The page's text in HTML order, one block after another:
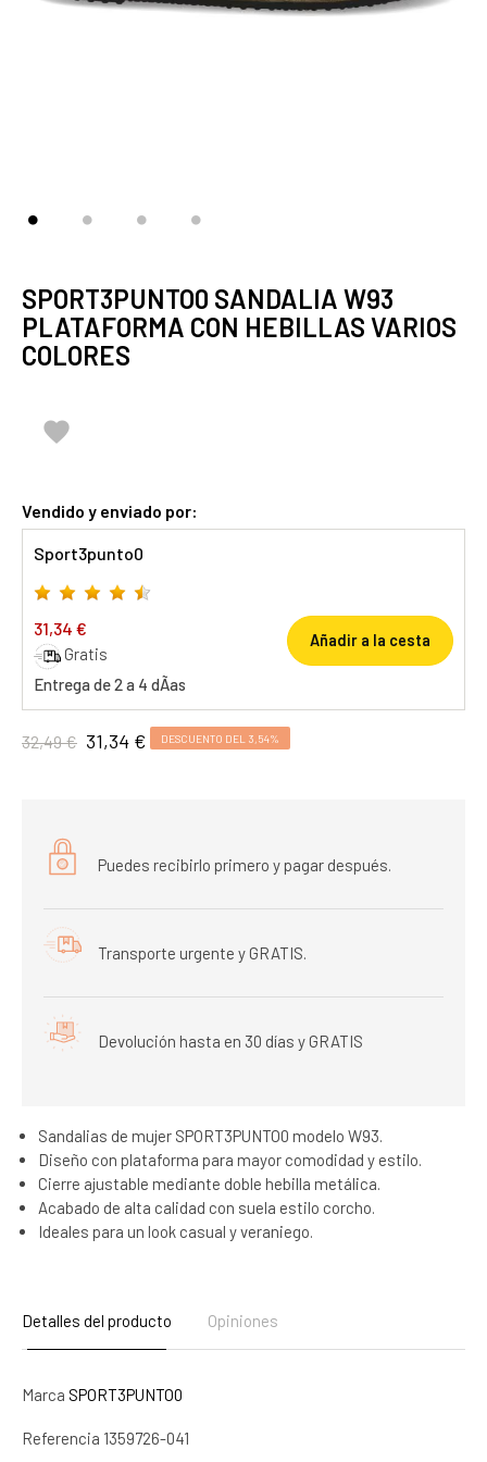
SPORT3PUNTO0 SANDALIA W93
PLATAFORMA CON HEBILLAS VARIOS
COLORES

Vendido y enviado por:
Sport3punto0
31,34 €
Gratis
Entrega de 2 a 4 dÃ­as
Añadir a la cesta
32,49 € 31,34 € DESCUENTO DEL 3,54%
Puedes recibirlo primero y pagar después.
Transporte urgente y GRATIS.
Devolución hasta en 30 días y GRATIS
Sandalias de mujer SPORT3PUNTO0 modelo W93.
Diseño con plataforma para mayor comodidad y estilo.
Cierre ajustable mediante doble hebilla metálica.
Acabado de alta calidad con suela estilo corcho.
Ideales para un look casual y veraniego.
Detalles del producto Opiniones
Marca SPORT3PUNTO0
Referencia 1359726-041